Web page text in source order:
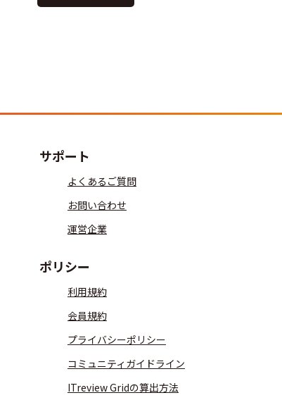
サポート
よくあるご質問
お問い合わせ
運営企業
ポリシー
利用規約
会員規約
プライバシーポリシー
コミュニティガイドライン
ITreview Gridの算出方法